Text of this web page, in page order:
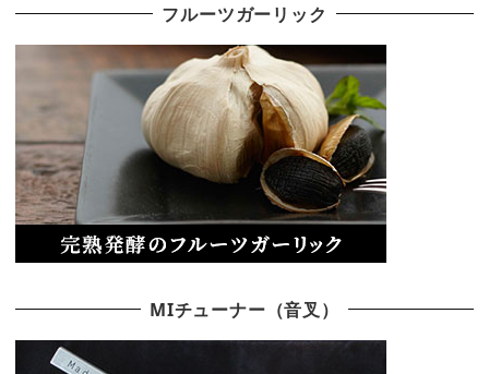
フルーツガーリック
MIチューナー（音叉）